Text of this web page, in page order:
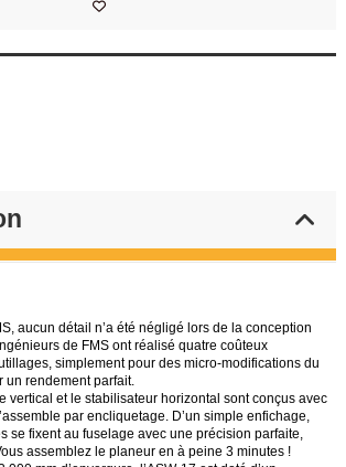
aucun détail n’a été négligé lors de la conception
de FMS ont réalisé quatre coûteux
simplement pour des micro-modifications du
un rendement parfait.
vertical et le stabilisateur horizontal sont conçus avec
par encliquetage. D’un simple enfichage,
se fixent au fuselage avec une précision parfaite,
assemblez le planeur en à peine 3 minutes !